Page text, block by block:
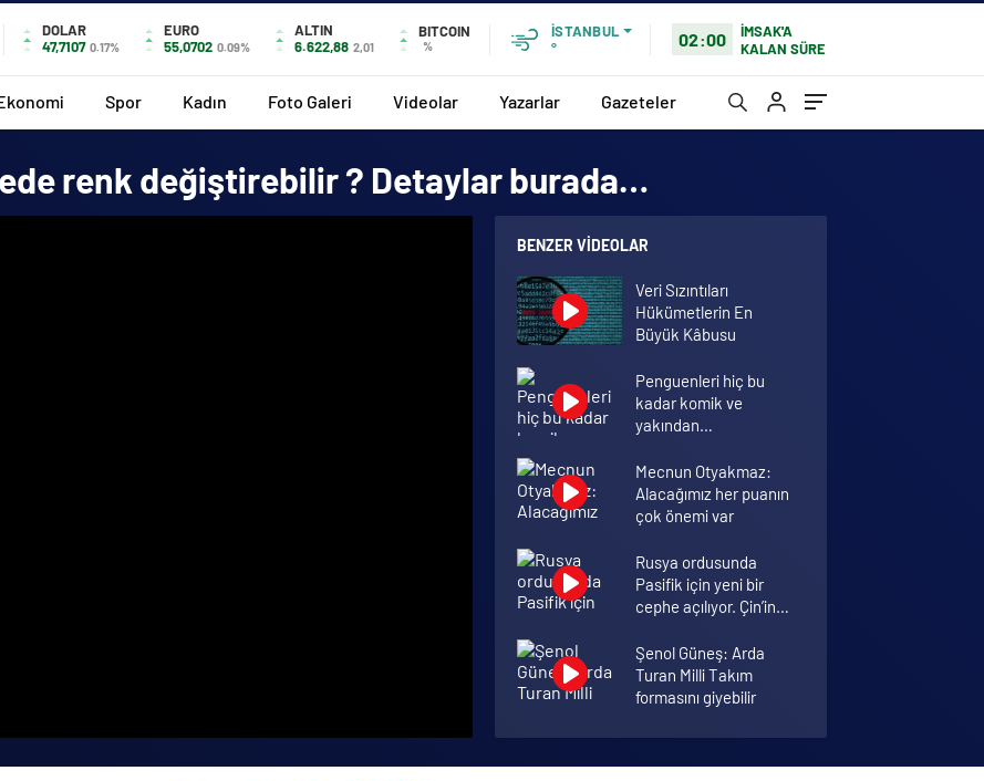
DOLAR
47,7107 0.17%
EURO
55,0702 0.09%
ALTIN
6.622,88 2,01
BITCOIN
%
İSTANBUL
°
02:00
İMSAK'A
KALAN SÜRE
Spor Kadın Foto Galeri Videolar Yazarlar Gazeteler
renk değiştirebilir ? Detaylar burada…
BENZER VIDEOLAR
Veri Sızıntıları
Hükümetlerin En
Büyük Kâbusu
Penguenleri hiç bu
kadar komik ve
yakından
Mecnun Otyakmaz:
Alacağımız her puanın
çok önemi var
Rusya ordusunda
Pasifik için yeni bir
cephe açılıyor. Çin’in
Şenol Güneş: Arda
Turan Milli Takım
formasını giyebilir
İkinci dalganın
yaşandığı Bursa’da